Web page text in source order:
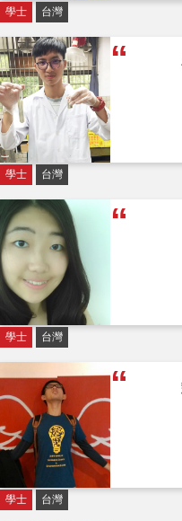
學士 台灣
學士 台灣
學士 台灣
學士 台灣